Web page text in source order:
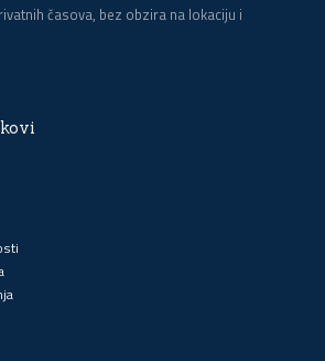
časova, bez obzira na lokaciju i